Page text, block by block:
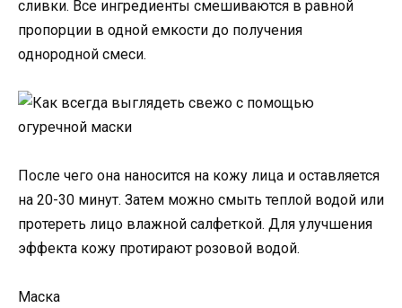
сливки. Все ингредиенты смешиваются в равной
пропорции в одной емкости до получения
однородной смеси.
После чего она наносится на кожу лица и оставляется
на 20-30 минут. Затем можно смыть теплой водой или
протереть лицо влажной салфеткой. Для улучшения
эффекта кожу протирают розовой водой.
Маска